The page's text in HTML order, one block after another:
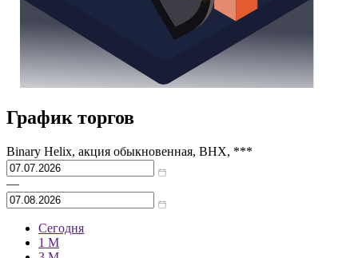
График торгов
Binary Helix, акция обыкновенная, BHX, ***
—
Сегодня
1 M